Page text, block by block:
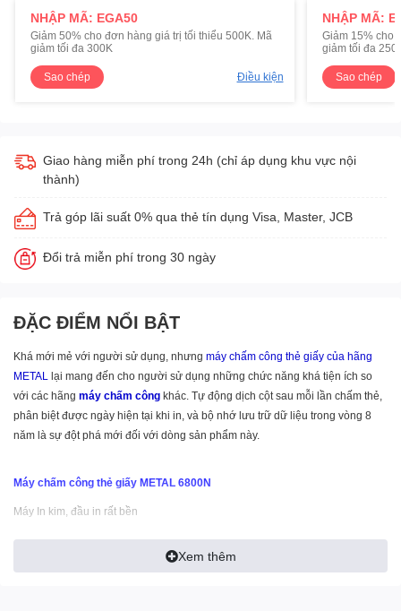
NHẬP MÃ: EGA50
Giảm 50% cho đơn hàng giá trị tối thiểu 500K. Mã
giảm tối đa 300K
Sao chép Điều kiện
NHẬP MÃ:
Giảm 15% cho
giảm tối đa
Sao chép
Giao hàng miễn phí trong 24h (chỉ áp dụng khu vực nội
thành)
Trả góp lãi suất 0% qua thẻ tín dụng Visa, Master, JCB
Đổi trả miễn phí trong 30 ngày
ĐẶC ĐIỂM NỔI BẬT
Khá mới mẻ với người sử dụng, nhưng máy chấm công thẻ giấy của hãng
METAL lại mang đến cho người sử dụng những chức năng khá tiện ích so
với các hãng máy chấm công khác. Tự động dịch cột sau mỗi lần chấm thẻ,
phân biệt được ngày hiện tại khi in, và bộ nhớ lưu trữ dữ liệu trong vòng 8
năm là sự đột phá mới đối với dòng sản phẩm này.
Máy chấm công thẻ giấy METAL 6800N
Máy In kim, đầu in rất bền
Xem thêm